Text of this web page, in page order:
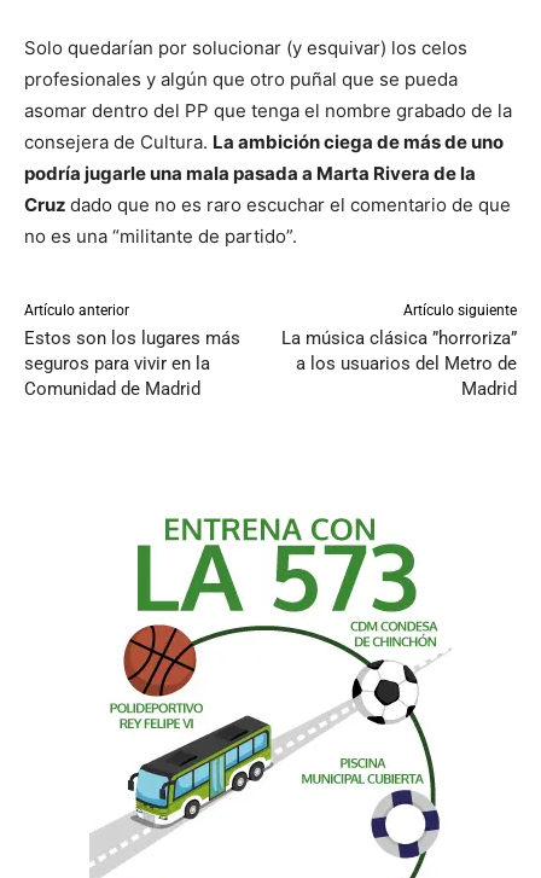
Solo quedarían por solucionar (y esquivar) los celos
profesionales y algún que otro puñal que se pueda
asomar dentro del PP que tenga el nombre grabado de la
consejera de Cultura. La ambición ciega de más de uno
podría jugarle una mala pasada a Marta Rivera de la
Cruz dado que no es raro escuchar el comentario de que
no es una “militante de partido”.
Artículo anterior
Estos son los lugares más
seguros para vivir en la
Comunidad de Madrid
Artículo siguiente
La música clásica ”horroriza”
a los usuarios del Metro de
Madrid